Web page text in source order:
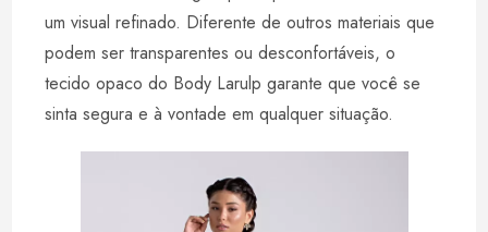
um visual refinado. Diferente de outros materiais que
podem ser transparentes ou desconfortáveis, o
tecido opaco do Body Larulp garante que você se
sinta segura e à vontade em qualquer situação.